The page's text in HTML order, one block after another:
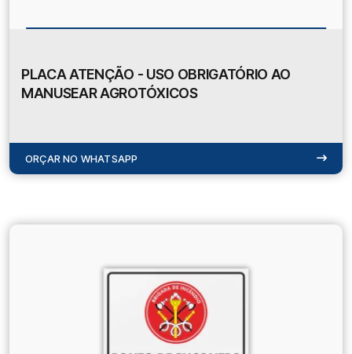
PLACA ATENÇÃO - USO OBRIGATÓRIO AO
MANUSEAR AGROTÓXICOS
ORÇAR NO WHATSAPP